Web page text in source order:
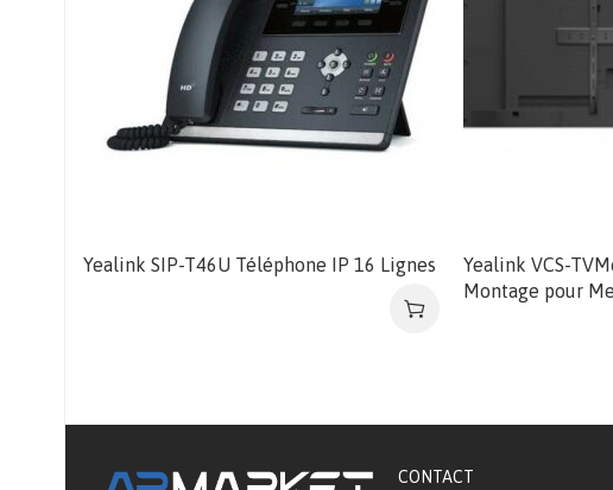
Yealink SIP-T46U Téléphone IP 16 Lignes
Yealink VCS-
Montage pour
CONTACT​